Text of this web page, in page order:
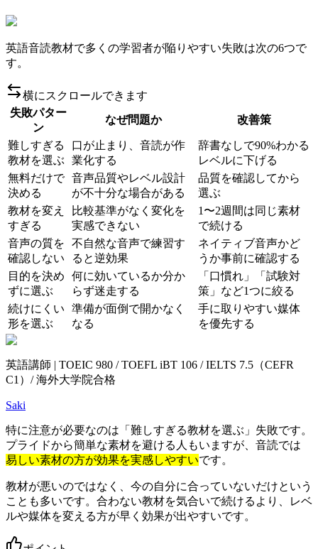
英語音読教材で多くの学習者が陥りやすい失敗は次の6つで
す。
横にスクロールできます
失敗パター
ン
なぜ問題か 改善策
難しすぎる
教材を選ぶ
口が止まり、音読が作
業化する
辞書なしで90%わかる
レベルに下げる
無料だけで
決める
音声品質やレベル設計
が不十分な場合がある
品質を確認してから
選ぶ
教材を変え
すぎる
比較基準がなく変化を
実感できない
1〜2週間は同じ素材
で続ける
音声の質を
確認しない
不自然な音声で練習す
ると逆効果
ネイティブ音声かど
うか事前に確認する
目的を決め
ずに選ぶ
何に効いているか分か
らず迷走する
「口慣れ」「試験対
策」など1つに絞る
続けにくい
形を選ぶ
準備が面倒で開かなく
なる
手に取りやすい媒体
を優先する
英語講師 | TOEIC 980 / TOEFL iBT 106 / IELTS 7.5（CEFR
C1）/ 海外大学院合格
Saki
特に注意が必要なのは「難しすぎる教材を選ぶ」失敗です。
プライドから簡単な素材を避ける人もいますが、音読では
易しい素材の方が効果を実感しやすいです。
教材が悪いのではなく、今の自分に合っていないだけという
ことも多いです。合わない教材を気合いで続けるより、レベ
ルや媒体を変える方が早く効果が出やすいです。